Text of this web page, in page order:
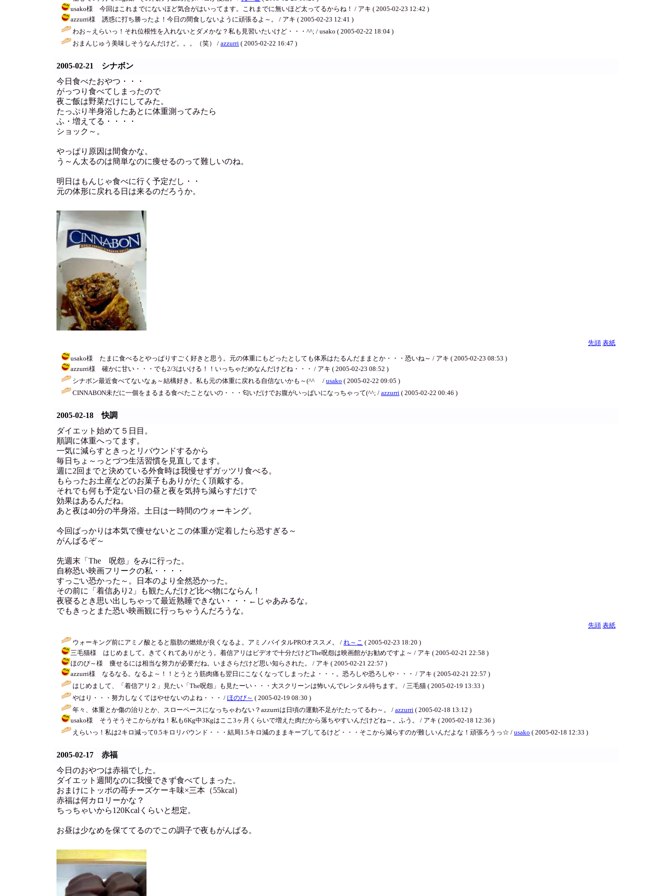
usako様 今回はこれまでにないほど気合がはいってます。これまでに無いほど太ってるからね！ / アキ ( 2005-02-23 12:42 )
azzurri様 誘惑に打ち勝ったよ！今日の間食しないように頑張るよ～。 / アキ ( 2005-02-23 12:41 )
わお～えらいっ！それ位根性を入れないとダメかな？私も見習いたいけど・・・^^; / usako ( 2005-02-22 18:04 )
おまんじゅう美味しそうなんだけど。。。（笑） / azzurri ( 2005-02-22 16:47 )
2005-02-21 シナボン
今日食べたおやつ・・・
がっつり食べてしまったので
夜ご飯は野菜だけにしてみた。
たっぷり半身浴したあとに体重測ってみたら
ふ・増えてる・・・・
ショック～。
やっぱり原因は間食かな。
う～ん太るのは簡単なのに痩せるのって難しいのね。
明日はもんじゃ食べに行く予定だし・・
元の体形に戻れる日は来るのだろうか。
先頭 表紙
usako様 たまに食べるとやっぱりすごく好きと思う。元の体重にもどったとしても体系はたるんだままとか・・・恐いね～ / アキ ( 2005-02-23 08:53 )
azzurri様 確かに甘い・・・でも2/3はいける！！いっちゃだめなんだけどね・・・ / アキ ( 2005-02-23 08:52 )
シナボン最近食べてないなぁ～結構好き。私も元の体重に戻れる自信ないかも～(^^ゞ / usako ( 2005-02-22 09:05 )
CINNABON未だに一個をまるまる食べたことないの・・・匂いだけでお腹がいっぱいになっちゃって(^^; / azzurri ( 2005-02-22 00:46 )
2005-02-18 快調
ダイエット始めて５日目。
順調に体重へってます。
一気に減らすときっとリバウンドするから
毎日ちょ～っとづつ生活習慣を見直してます。
週に2回までと決めている外食時は我慢せずガッツリ食べる。
もらったお土産などのお菓子もありがたく頂戴する。
それでも何も予定ない日の昼と夜を気持ち減らすだけで
効果はあるんだね。
あと夜は40分の半身浴。土日は一時間のウォーキング。
今回ばっかりは本気で痩せないとこの体重が定着したら恐すぎる～
がんばるぞ～
先週末「The 呪怨」をみに行った。
自称恐い映画フリークの私・・・・
すっごい恐かった～。日本のより全然恐かった。
その前に「着信あり2」も観たんだけど比べ物にならん！
夜寝るとき思い出しちゃって最近熟睡できない・・・←じゃあみるな。
でもきっとまた恐い映画観に行っちゃうんだろうな。
先頭 表紙
ウォーキング前にアミノ酸とると脂肪の燃焼が良くなるよ。アミノバイタルPROオススメ。 / れ～こ ( 2005-02-23 18:20 )
三毛猫様 はじめまして。きてくれてありがとう。着信アリはビデオで十分だけどThe呪怨は映画館がお勧めですよ～ / アキ ( 2005-02-21 22:58 )
ほのぴ～様 痩せるには相当な努力が必要だね。いまさらだけど思い知らされた。 / アキ ( 2005-02-21 22:57 )
azzurri様 なるなる。なるよ～！！とうとう筋肉痛も翌日にこなくなってしまったよ・・・。恐ろしや恐ろしや・・・ / アキ ( 2005-02-21 22:57 )
はじめまして、「着信アリ２」見たい「The呪怨」も見たーい・・・大スクリーンは怖いんでレンタル待ちます。 / 三毛猫 ( 2005-02-19 13:33 )
やはり・・・努力しなくてはやせないのよね・・・ / ほのぴ～ ( 2005-02-19 08:30 )
年々、体重とか傷の治りとか、スローペースになっちゃわない？azzurriは日頃の運動不足がたたってるわ～。 / azzurri ( 2005-02-18 13:12 )
usako様 そうそうそこからがね！私も6Kg中3Kgはここ3ヶ月くらいで増えた肉だから落ちやすいんだけどね～。ふう。 / アキ ( 2005-02-18 12:36 )
えらいっ！私は2キロ減って0.5キロリバウンド・・・結局1.5キロ減のままキープしてるけど・・・そこから減らすのが難しいんだよな！頑張ろうっ☆ / usako ( 2005-02-18 12:33 )
2005-02-17 赤福
今日のおやつは赤福でした。
ダイエット週間なのに我慢できず食べてしまった。
おまけにトッポの苺チーズケーキ味×三本（55kcal）
赤福は何カロリーかな？
ちっちゃいから120Kcalくらいと想定。
お昼は少なめを保ててるのでこの調子で夜もがんばる。